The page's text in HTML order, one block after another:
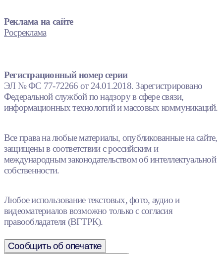
Реклама на сайте
Росреклама
Регистрационный номер серии
ЭЛ № ФС 77-72266 от 24.01.2018. Зарегистрировано
Федеральной службой по надзору в сфере связи,
информационных технологий и массовых коммуникаций.
Все права на любые материалы, опубликованные на сайте,
защищены в соответствии с российским и
международным законодательством об интеллектуальной
собственности.
Любое использование текстовых, фото, аудио и
видеоматериалов возможно только с согласия
правообладателя (ВГТРК).
Сообщить об опечатке